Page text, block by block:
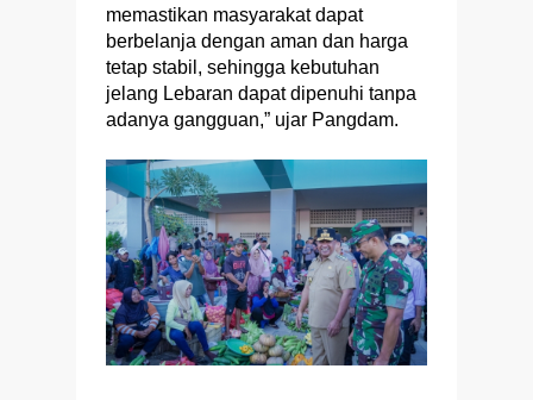
memastikan masyarakat dapat
berbelanja dengan aman dan harga
tetap stabil, sehingga kebutuhan
jelang Lebaran dapat dipenuhi tanpa
adanya gangguan,” ujar Pangdam.